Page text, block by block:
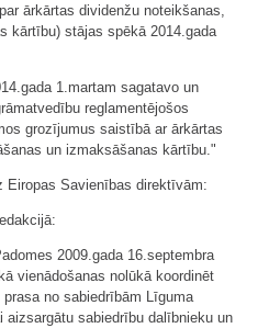
ārkārtas dividenžu noteikšanas,
kārtību) stājas spēkā 2014.gada
1.martam sagatavo un
reglamentējošos
grozījumus saistībā ar ārkārtas
un izmaksāšanas kārtību."
Eiropas Savienības direktīvām:
2009.gada 16.septembra
vienādošanas nolūkā koordinēt
no sabiedrībām Līguma
sabiedrību dalībnieku un